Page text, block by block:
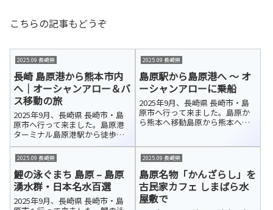
こちらの記事もどうぞ
2025.09 長崎県
長崎 島原港から熊本市内
へ｜オーシャンアロー＆バ
ス移動の旅
2025年9月、長崎県 長崎市・島
原市へ行って来ました。島原港
ターミナル島原港駅から徒歩で
島原港ターミナルに到着しまし
た。ここは、長崎県の島原と熊
本県の熊本を結ぶフェリーの発
着拠点です。九商フェリー（公
式HP／約60分）と熊本フェリー
（公式...
2025.09 長崎県
島原駅から島原港へ ～ オ
ーシャンアローに乗船
2025年9月、長崎県 長崎市・島
原市へ行って来ました。島原か
ら熊本へ移動島原から熊本へ向
は意外と時間がかかります。今
回は島原港から海を渡るフェリ
ーを利用して熊本へ行くことに
しました。便...
2025.09 長崎県
鯉の泳ぐまち 島原 – 島原
湧水群・日本名水百選
2025年9月、長崎県 長崎市・島
2025.09 長崎県
島原名物「かんざらし」を
古民家カフェ しまばら水
屋敷で